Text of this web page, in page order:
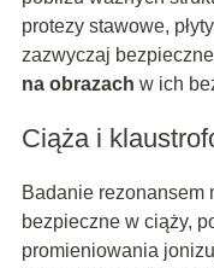
protezy stawowe,
zazwyczaj
na obrazach w ich
Ciąża i
Badanie rezonansem
bezpieczne w ciąży,
promieniowania